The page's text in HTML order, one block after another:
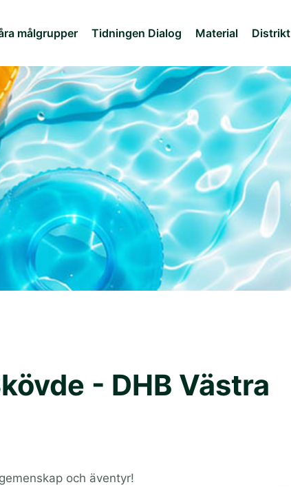
målgrupper Tidningen Dialog Material Distrikt
- DHB Västra
och äventyr!